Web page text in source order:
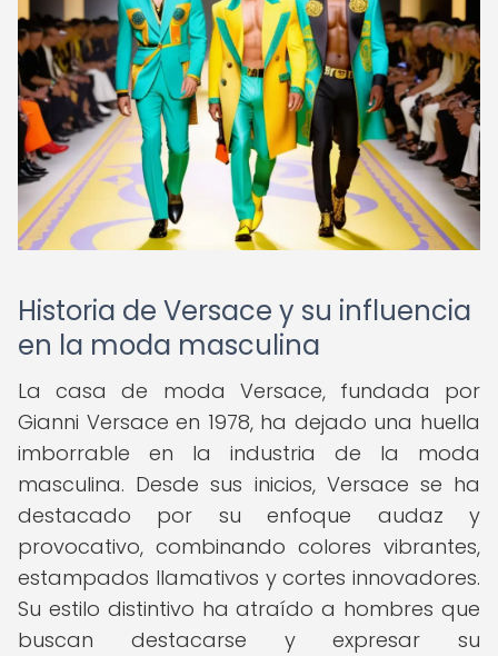
Historia de Versace y su influencia
en la moda masculina
La casa de moda Versace, fundada por
Gianni Versace en 1978, ha dejado una huella
imborrable en la industria de la moda
masculina. Desde sus inicios, Versace se ha
destacado por su enfoque audaz y
provocativo, combinando colores vibrantes,
estampados llamativos y cortes innovadores.
Su estilo distintivo ha atraído a hombres que
buscan destacarse y expresar su